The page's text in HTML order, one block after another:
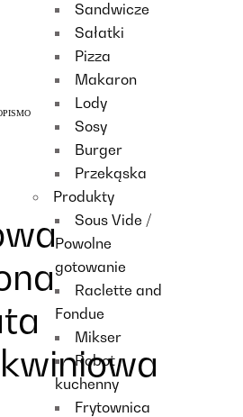
Sandwicze
Sałatki
Pizza
Makaron
Lody
Sosy
Burger
Przekąska
Produkty
Sous Vide /
Powolne
gotowanie
Raclette and
Fondue
Mikser
Robot
kuchenny
Frytownica